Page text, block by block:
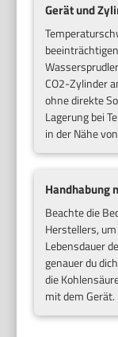
Gerät und
CO2-Zylinder
ohne direkte
Lagerung bei
in der Nähe
Handhabung
Beachte die
Herstellers,
Lebensdauer
genauer du
die
mit dem Gerät.